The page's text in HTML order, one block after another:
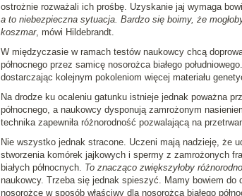
ostrożnie rozważali ich prośbę. Uzyskanie jaj wymaga
a to niebezpieczna sytuacja. Bardzo się boimy, że
koszmar, mówi Hildebrandt.
W międzyczasie w ramach testów naukowcy chcą
północnego przez samicę nosorożca białego
dostarczając kolejnym pokoleniom więcej materiału
Na drodze ku ocaleniu gatunku istnieje jednak poważna
północnego, a naukowcy dysponują zamrożonym
technika zapewniła różnorodność pozwalającą na
Nie wszystko jednak stracone. Uczeni mają nadzieję, że
stworzenia komórek jajkowych i spermy z zamrożonych
białych północnych. To znacząco zwiększyłoby
naukowcy. Trzeba się jednak spieszyć. Mamy bowiem
nosorożce w sposób właściwy dla nosorożca białego